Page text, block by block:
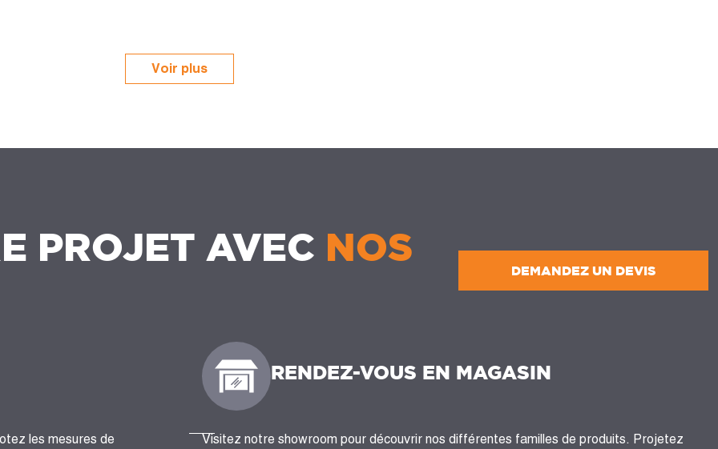
Voir plus
PROJET AVEC NOS DEMANDEZ UN DEVIS
les mesures de
RENDEZ-VOUS EN MAGASIN
Visitez notre showroom pour découvrir nos différentes familles de produits. Projetez